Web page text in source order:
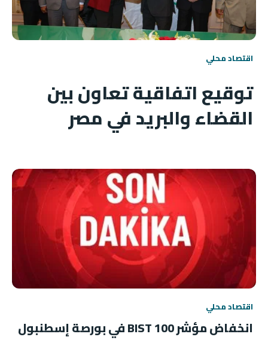
اقتصاد محلي
توقيع اتفاقية تعاون بين
القضاء والبريد في مصر
اقتصاد محلي
انخفاض مؤشر BIST 100 في بورصة إسطنبول